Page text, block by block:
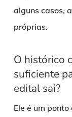
alguns casos,
próprias.
O histórico
suficiente
edital sai?
Ele é um